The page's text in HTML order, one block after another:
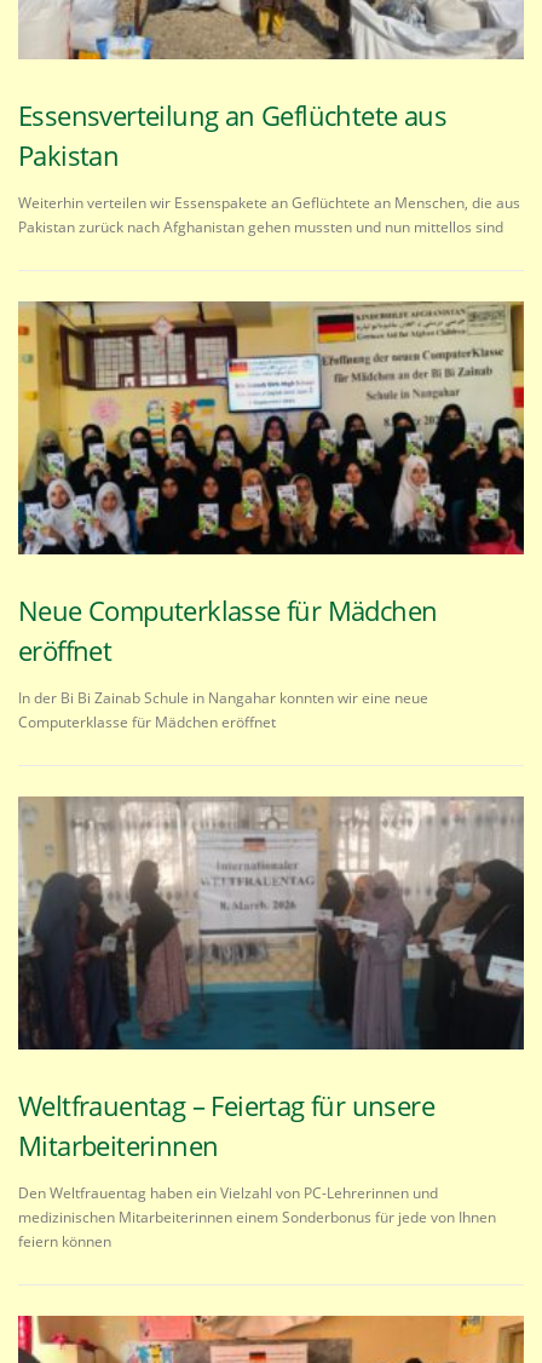
Essensverteilung an Geflüchtete aus
Pakistan
Weiterhin verteilen wir Essenspakete an Geflüchtete an Menschen, die aus
Pakistan zurück nach Afghanistan gehen mussten und nun mittellos sind
Neue Computerklasse für Mädchen
eröffnet
In der Bi Bi Zainab Schule in Nangahar konnten wir eine neue
Computerklasse für Mädchen eröffnet
Weltfrauentag – Feiertag für unsere
Mitarbeiterinnen
Den Weltfrauentag haben ein Vielzahl von PC-Lehrerinnen und
medizinischen Mitarbeiterinnen einem Sonderbonus für jede von Ihnen
feiern können